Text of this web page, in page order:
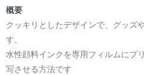
概要
クッキリとしたデザインで、グッズ
す。
水性顔料インクを専用フィルムにプ
写させる方法です